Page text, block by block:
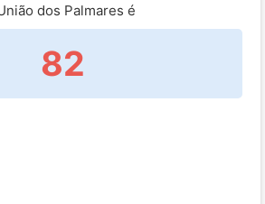
dos Palmares é
82